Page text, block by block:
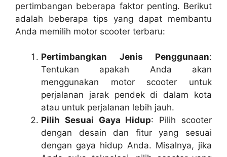
pertimbangan beberapa faktor penting. Berikut
adalah beberapa tips yang dapat membantu
Anda memilih motor scooter terbaru:
Pertimbangkan Jenis Penggunaan:
Tentukan apakah Anda akan
menggunakan motor scooter untuk
perjalanan jarak pendek di dalam kota
atau untuk perjalanan lebih jauh.
Pilih Sesuai Gaya Hidup: Pilih scooter
dengan desain dan fitur yang sesuai
dengan gaya hidup Anda. Misalnya, jika